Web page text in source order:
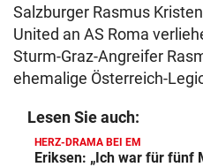
Salzburger Rasmus
United an AS Roma
Sturm-Graz-Angreifer
ehemalige Österreich-
Lesen Sie auch:
HERZ-DRAMA BEI EM
Eriksen: „Ich war für fünf